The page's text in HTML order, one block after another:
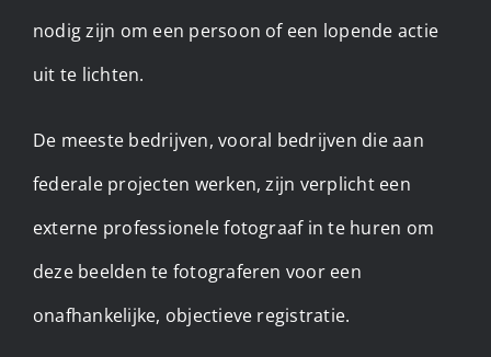
nodig zijn om een persoon of een lopende actie
uit te lichten.
De meeste bedrijven, vooral bedrijven die aan
federale projecten werken, zijn verplicht een
externe professionele fotograaf in te huren om
deze beelden te fotograferen voor een
onafhankelijke, objectieve registratie.